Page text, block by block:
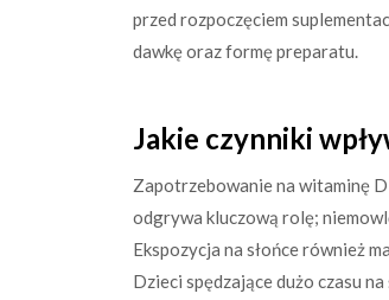
przed rozpoczęciem
dawkę oraz formę preparatu.
Jakie czynniki
Zapotrzebowanie na witaminę
odgrywa kluczową rolę;
Ekspozycja na słońce również
Dzieci spędzające dużo czasu